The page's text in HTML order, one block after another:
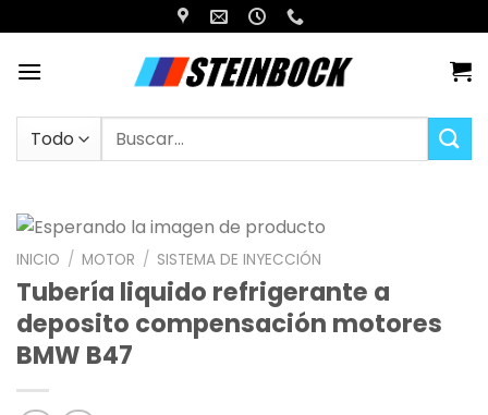
al
contenido
Buscar
INICIO / MOTOR / SISTEMA DE INYECCIÓN
Tubería liquido refrigerante a
deposito compensación motores
BMW B47